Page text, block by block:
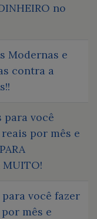
no
Modernas e
contra a
para você
por mês e
MUITO!
para você fazer
mês e